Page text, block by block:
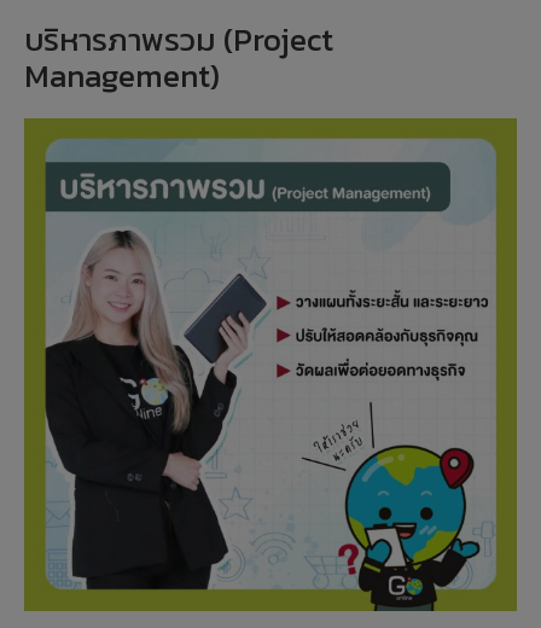
บริหารภาพรวม (Project
Management)